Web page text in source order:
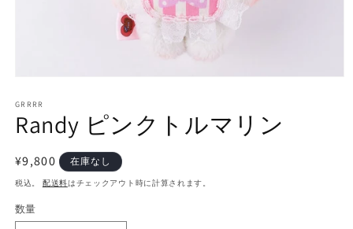
ダ
ル
デ
ィ
(1)
を
GRRRR
Randy ピンクトルマリン
通
常
格
¥9,800 在庫なし
税込。 配送料はチェックアウト時に計算されます。
数量